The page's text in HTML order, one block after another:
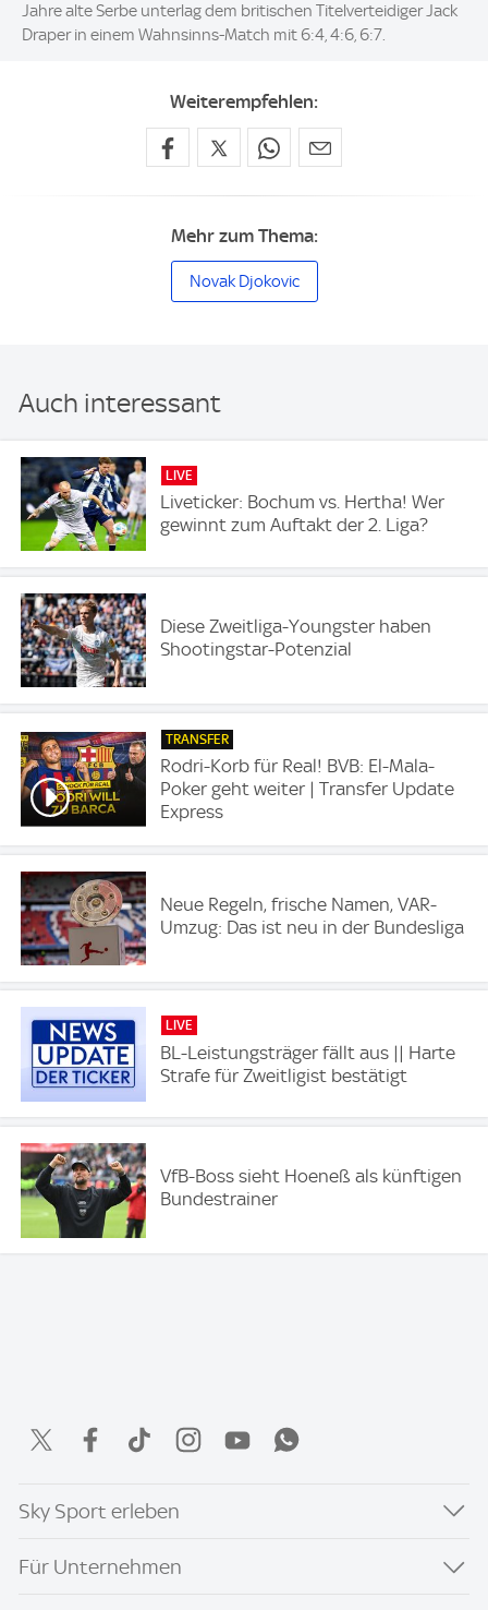
Jahre alte Serbe unterlag dem britischen Titelverteidiger Jack
Draper in einem Wahnsinns-Match mit 6:4, 4:6, 6:7.
Weiterempfehlen:
Mehr zum Thema:
Novak Djokovic
Auch interessant
LIVE
Liveticker: Bochum vs. Hertha! Wer
gewinnt zum Auftakt der 2. Liga?
Diese Zweitliga-Youngster haben
Shootingstar-Potenzial
TRANSFER
Rodri-Korb für Real! BVB: El-Mala-
Poker geht weiter | Transfer Update
Express
Neue Regeln, frische Namen, VAR-
Umzug: Das ist neu in der Bundesliga
LIVE
BL-Leistungsträger fällt aus || Harte
Strafe für Zweitligist bestätigt
VfB-Boss sieht Hoeneß als künftigen
Bundestrainer
Sky Sport erleben
Für Unternehmen